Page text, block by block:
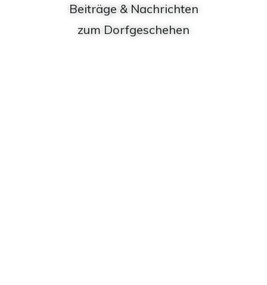
Beiträge & Nachrichten
zum Dorfgeschehen